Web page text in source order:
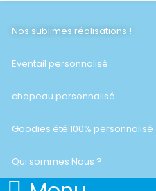
Nos sublimes réalisations !
Eventail personnalisé
chapeau personnalisé
Goodies été 100% personnalisé
Qui sommes Nous ?